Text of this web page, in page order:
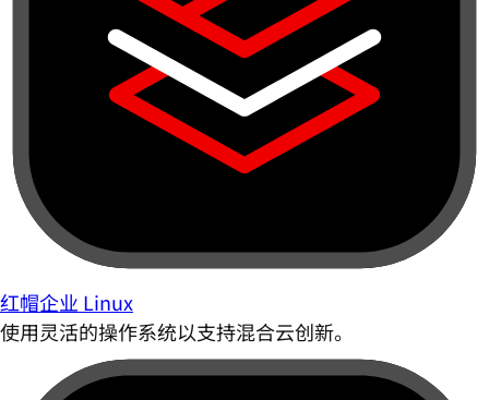
红帽企业 Linux
使用灵活的操作系统以支持混合云创新。